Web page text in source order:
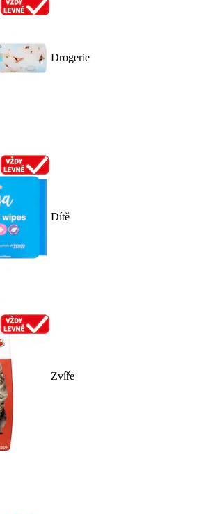
Drogerie
Dítě
Zvíře